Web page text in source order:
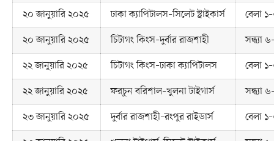
২০ জানুয়ারি ২০২৫
ঢাকা ক্যাপিটালস–সিলেট স্ট্রাইকার্স
বেলা
২০ জানুয়ারি ২০২৫
চিটাগং কিংস–দুর্বার রাজশাহী
সন্ধ্যা
২২ জানুয়ারি ২০২৫
চিটাগং কিংস–ঢাকা ক্যাপিটালস
বেলা
২২ জানুয়ারি ২০২৫
ফরচুন বরিশাল–খুলনা টাইগার্স
সন্ধ্যা
২৩ জানুয়ারি ২০২৫
দুর্বার রাজশাহী–রংপুর রাইডার্স
বেলা